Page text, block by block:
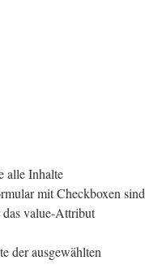
alle Inhalte
mit Checkboxen sind
value-Attribut
der ausgewählten